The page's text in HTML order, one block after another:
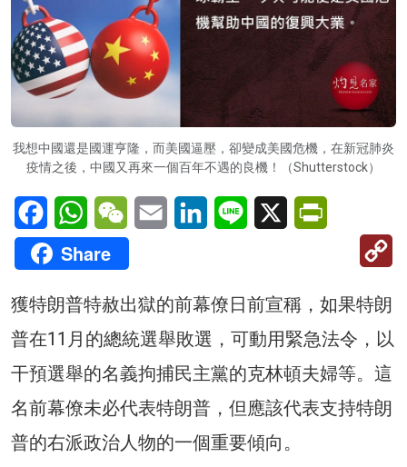
我想中國還是國運亨隆，而美國逼壓，卻變成美國危機，在新冠肺炎
疫情之後，中國又再來一個百年不遇的良機！（Shutterstock）
FacebookWhatsAppWeChatEmail LinkedInLine X
Share
獲特朗普特赦出獄的前幕僚日前宣稱，如果特朗
普在11月的總統選舉敗選，可動用緊急法令，以
干預選舉的名義拘捕民主黨的克林頓夫婦等。這
名前幕僚未必代表特朗普，但應該代表支持特朗
普的右派政治人物的一個重要傾向。